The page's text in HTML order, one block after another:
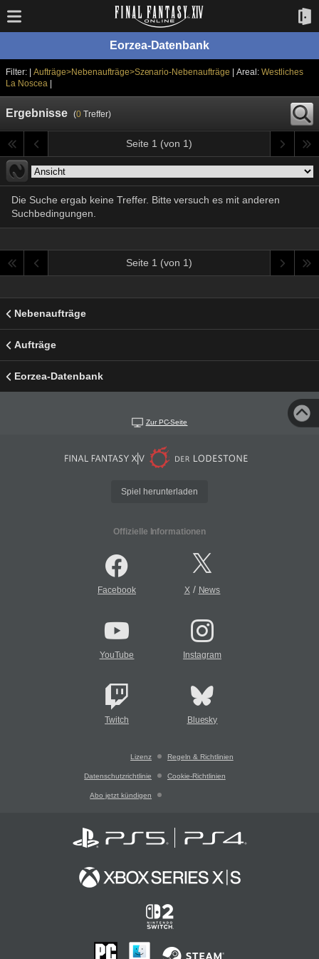
Eorzea-Datenbank
Filter: | Aufträge>Nebenaufträge>Szenario-Nebenaufträge | Areal:Westliches
La Noscea|
Ergebnisse (0Treffer)
Seite 1 (von 1)
Die Suche ergab keine Treffer. Bitte versuch es mit anderen
Suchbedingungen.
Seite 1 (von 1)
Nebenaufträge
Aufträge
Eorzea-Datenbank
Zur PC-Seite
Spiel herunterladen
Offizielle Informationen
Facebook X/ News
YouTube Instagram
Twitch Bluesky
Lizenz Regeln & Richtlinien
Datenschutzrichtlinie Cookie-Richtlinien
Abo jetzt kündigen